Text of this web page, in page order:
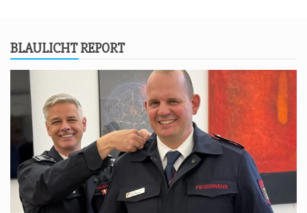
BLAU­LICHT REPORT